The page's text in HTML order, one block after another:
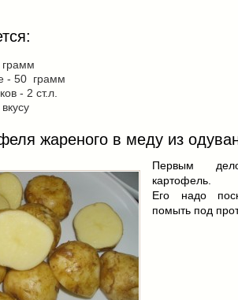
- 50 грамм
- 2 ст.л.
жареного в меду из
Первым
картофель.
Его надо
помыть под